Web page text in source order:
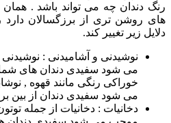
رنگ دندان چه می تواند باشد . همان
های روشن تری از برزگسالان
دلایل زیر تغییر کند.
نوشیدنی و آشامیدنی :
می شود سفیدی دندان های شما
خوراکی رنگی مانند قهوه ,
می شود سفیدی دندان از بین
دخانیات : دخانیات از جمله